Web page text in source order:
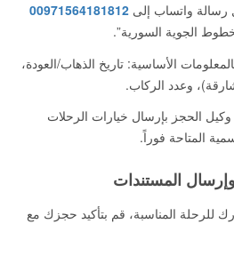
واتساب إلى 00971564181812
الجوية السورية”.
الأساسية: تاريخ الذهاب/العودة،
وعدد الركاب.
الحجز بإرسال خيارات الرحلات
المتاحة فوراً.
للرحلة المناسبة، قم بتأكيد حجزك مع